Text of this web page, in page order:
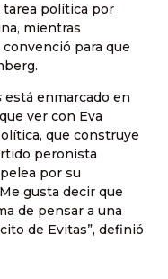
tarea política por
mientras
para que
está enmarcado en
ver con Eva
que construye
peronista
por su
gusta decir que
de pensar a una
de Evitas”, definió